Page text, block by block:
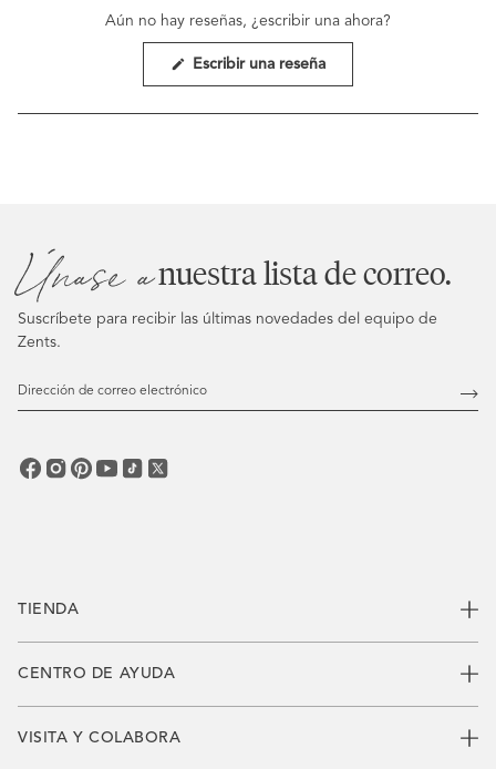
Aún no hay reseñas, ¿escribir una ahora?
Escribir una reseña(Se
TIENDA
CENTRO DE AYUDA
VISITA Y COLABORA
Únase anuestra lista de correo.
Suscríbete para recibir las últimas novedades del equipo de
Zents.
Dirección